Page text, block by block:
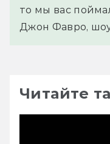
то мы вас
Джон Фавро,
Читайте